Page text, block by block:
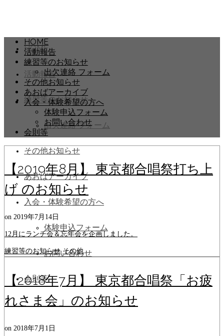
HOME
活動報告
練習等のお知らせ
出欠連絡 フォーム
その他お知らせ
あおばアーカイブ
入会・体験希望の方へ
体験申込フォーム
お問い合わせ
会則等
HOME
活動報告
練習等のお知らせ
出欠連絡 フォーム
その他お知らせ
あおばアーカイブ
入会・体験希望の方へ
体験申込フォーム
お問い合わせ
会則等
【2019年8月】 東京都合唱祭打ち上
げ のお知らせ
on 2019年7月14日
12月にランチ会＆忘年会を企画しました。
練習等のお知らせ その他
【2018年7月】 東京都合唱祭「お疲
れさま会」のお知らせ
on 2018年7月1日